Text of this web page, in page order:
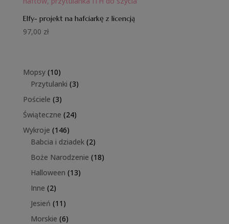
Elfy- projekt na hafciarkę z licencją
97,00 zł
Mopsy 1010
produktów
Przytulanki 33
Pościele 33
produkty
Świąteczne 2424
Wykroje 146146
produktów
Babcia i dziadek 22
produkty
Boże Narodzenie 1818
Halloween 1313
Inne 22
produkty
Jesień 11 11
produktów
Morskie 66